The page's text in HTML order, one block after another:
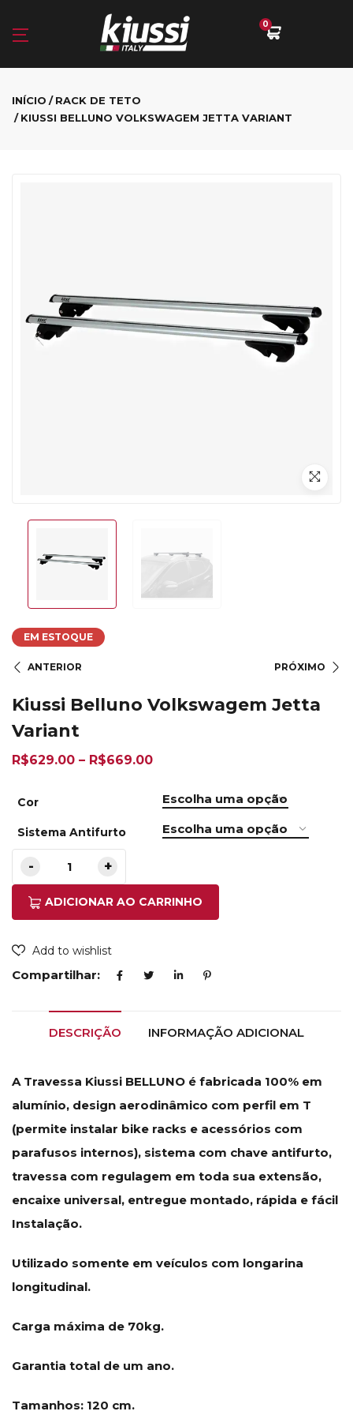
0
INÍCIO
RACK DE TETO
KIUSSI BELLUNO VOLKSWAGEM JETTA VARIANT
EM ESTOQUE
ANTERIOR PRÓXIMO
Kiussi Belluno Volkswagem Jetta
Variant
R$629.00 – R$669.00
Cor
Sistema Antifurto
ADICIONAR AO CARRINHO
Add to wishlist
Compartilhar:
DESCRIÇÃO INFORMAÇÃO ADICIONAL
A Travessa Kiussi BELLUNO é fabricada 100% em
alumínio, design aerodinâmico com perfil em T
(permite instalar bike racks e acessórios com
parafusos internos), sistema com chave antifurto,
travessa com regulagem em toda sua extensão,
encaixe universal, entregue montado, rápida e fácil
Instalação.
Utilizado somente em veículos com longarina
longitudinal.
Carga máxima de 70kg.
Garantia total de um ano.
Tamanhos: 120 cm.